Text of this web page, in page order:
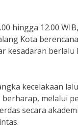
hingga 12.00
Kota
kesadaran berlalu
kecelakaan
melalui
secara